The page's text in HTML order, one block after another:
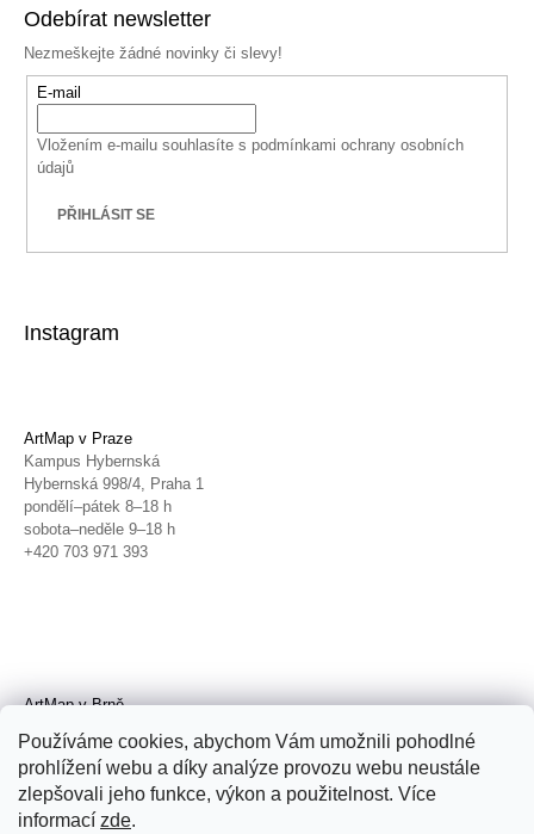
Používáme cookies, abychom Vám umožnili pohodlné
prohlížení webu a díky analýze provozu webu neustále
zlepšovali jeho funkce, výkon a použitelnost. Více
informací zde.
Odebírat newsletter
Nezmeškejte žádné novinky či slevy!
E-mail
Vložením e-mailu souhlasíte s podmínkami ochrany osobních
údajů
PŘIHLÁSIT SE
Instagram
ArtMap v Praze
Kampus Hybernská
Hybernská 998/4, Praha 1
pondělí–pátek 8–18 h
sobota–neděle 9–18 h
+420 703 971 393
ArtMap v Brně
Radnická 4, Brno
úterý–pátek 11–19 h
sobota 14–19 h
+420 702 152 298